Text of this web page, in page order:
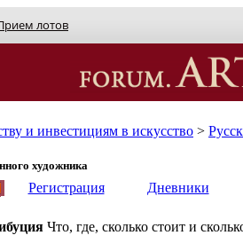
лотов
и инвестициям в искусство >
художника
Регистрация Дневники
Что, где, сколько стоит и